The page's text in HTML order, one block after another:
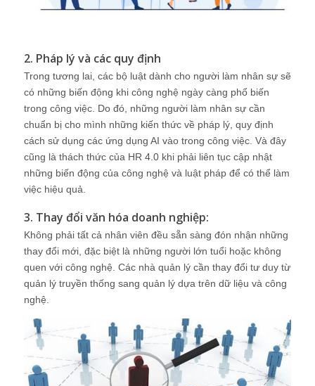
2. Pháp lý và các quy định
Trong tương lai, các bộ luật dành cho người làm nhân sự sẽ
có những biến động khi công nghệ ngày càng phổ biến
trong công việc. Do đó, những người làm nhân sự cần
chuẩn bị cho mình những kiến thức về pháp lý, quy định
cách sử dụng các ứng dụng AI vào trong công việc. Và đây
cũng là thách thức của HR 4.0 khi phải liên tục cập nhật
những biến động của công nghệ và luật pháp để có thể làm
việc hiệu quả.
3. Thay đổi văn hóa doanh nghiệp:
Không phải tất cả nhân viên đều sẵn sàng đón nhận những
thay đổi mới, đặc biệt là những người lớn tuổi hoặc không
quen với công nghệ. Các nhà quản lý cần thay đổi tư duy từ
quản lý truyền thống sang quản lý dựa trên dữ liệu và công
nghệ.